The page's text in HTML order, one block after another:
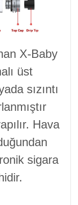
X-Baby
üst
sızıntı
Hava
sigara